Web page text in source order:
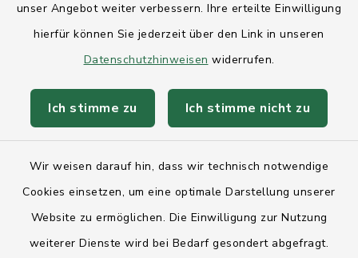
unser Angebot weiter verbessern. Ihre erteilte Einwilligung
hierfür können Sie jederzeit über den Link in unseren
Datenschutzhinweisen widerrufen.
Ich stimme zu Ich stimme nicht zu
Wir weisen darauf hin, dass wir technisch notwendige
Cookies einsetzen, um eine optimale Darstellung unserer
Website zu ermöglichen. Die Einwilligung zur Nutzung
weiterer Dienste wird bei Bedarf gesondert abgefragt.
AktivRegion Mittelholstein
Anfahrt